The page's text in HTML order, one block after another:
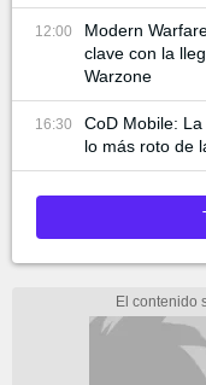
12:00
Modern
clave con la
Warzone
16:30
CoD Mobile:
lo más roto de